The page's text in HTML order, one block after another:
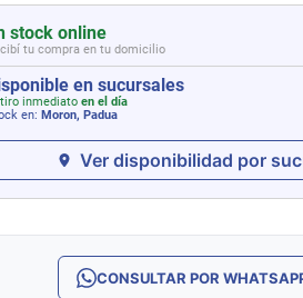
stock online
tu compra en tu domicilio
en sucursales
inmediato en el día
en: Moron, Padua
Ver disponibilidad por
CONSULTAR POR